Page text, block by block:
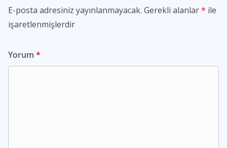
E-posta adresiniz yayınlanmayacak. Gerekli alanlar* ile
işaretlenmişlerdir
Yorum *